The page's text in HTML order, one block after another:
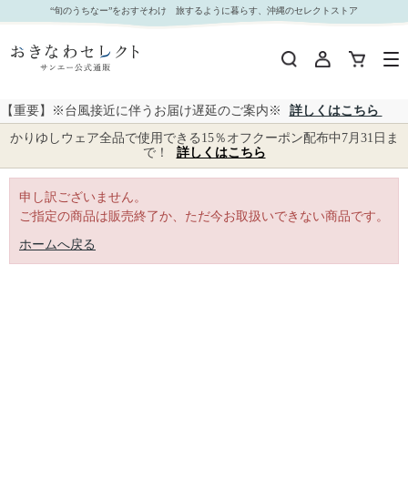
｜おきなわセレクト サンエー公式通販
“旬のうちなー”をおすそわけ 旅するように暮らす、沖縄のセレクトストア
【重要】※台風接近に伴うお届け遅延のご案内※
詳しくはこちら
かりゆしウェア全品で使用できる15％オフクーポン配布中7月31日ま
で！
詳しくはこちら
申し訳ございません。
ご指定の商品は販売終了か、ただ今お取扱いできない商品です。
ホームへ戻る